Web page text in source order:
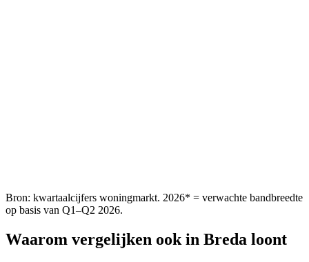
Bron: kwartaalcijfers woningmarkt. 2026* = verwachte bandbreedte
op basis van Q1–Q2 2026.
Waarom vergelijken ook in Breda loont